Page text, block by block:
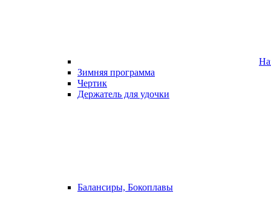
Зимняя программа
Чертик
Держатель для удочки
Балансиры, Бокоплавы